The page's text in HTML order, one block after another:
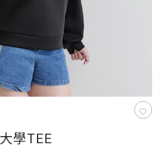
學TEE